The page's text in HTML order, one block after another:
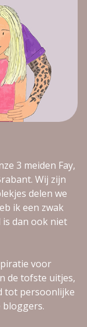
3 meiden Fay,
Wij zijn
delen we
ik een zwak
dan ook niet
voor
de tofste uitjes,
tot persoonlijke